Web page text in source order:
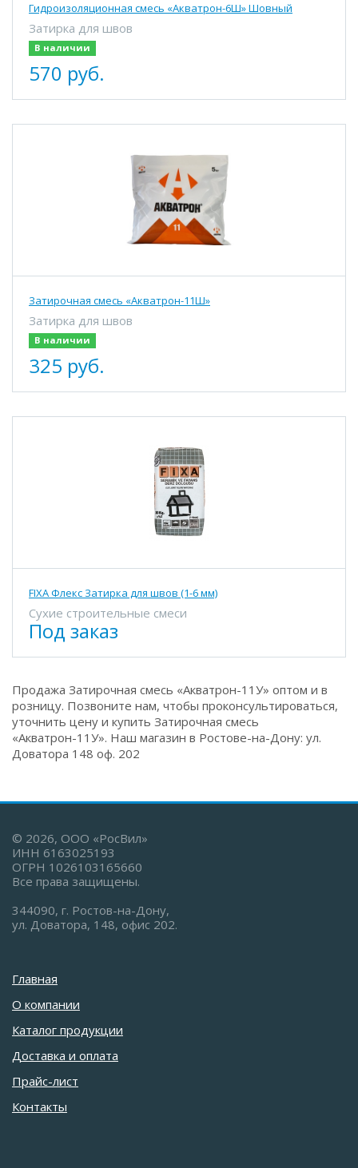
Гидроизоляционная смесь «Акватрон-6Ш» Шовный
Затирка для швов
В наличии
570 руб.
Затирочная смесь «Акватрон-11Ш»
Затирка для швов
В наличии
325 руб.
FIXA Флекс Затирка для швов (1-6 мм)
Сухие строительные смеси
Под заказ
Продажа Затирочная смесь «Акватрон-11У» оптом и в
розницу. Позвоните нам, чтобы проконсультироваться,
уточнить цену и купить Затирочная смесь
«Акватрон-11У». Наш магазин в Ростове-на-Дону: ул.
Доватора 148 оф. 202
© 2026, ООО «РосВил»
ИНН 6163025193
ОГРН 1026103165660
Все права защищены.
344090, г. Ростов-на-Дону,
ул. Доватора, 148, офис 202.
Главная
О компании
Каталог продукции
Доставка и оплата
Прайс-лист
Контакты